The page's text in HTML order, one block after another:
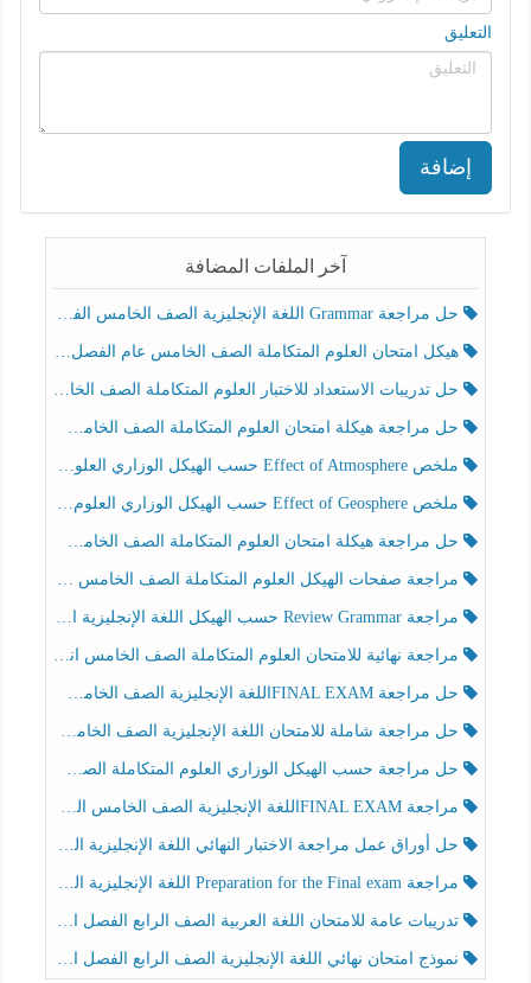
التعليق
إضافة
آخر الملفات المضافة
حل مراجعة Grammar اللغة الإنجليزية الصف الخامس الفصل الثالث
هيكل امتحان العلوم المتكاملة الصف الخامس عام الفصل الدراسي الثالث 2025-2026
حل تدريبات الاستعداد للاختبار العلوم المتكاملة الصف الخامس عام الفصل الثالث
حل مراجعة هيكلة امتحان العلوم المتكاملة الصف الخامس انسبير الفصل الثالث
ملخص Effect of Atmosphere حسب الهيكل الوزاري العلوم المتكاملة الصف الخامس انسبير الفصل الثالث
ملخص Effect of Geosphere حسب الهيكل الوزاري العلوم المتكاملة الصف الخامس انسبير الفصل الثالث
حل مراجعة هيكلة امتحان العلوم المتكاملة الصف الخامس عام الفصل الثالث
مراجعة صفحات الهيكل العلوم المتكاملة الصف الخامس انسبير الفصل الثالث
مراجعة Review Grammar حسب الهيكل اللغة الإنجليزية الصف الخامس الفصل الثالث
مراجعة نهائية للامتحان العلوم المتكاملة الصف الخامس انسبير الفصل الثالث
حل مراجعة FINAL EXAMاللغة الإنجليزية الصف الخامس الفصل الثالث
حل مراجعة شاملة للامتحان اللغة الإنجليزية الصف الخامس الفصل الثالث
حل مراجعة حسب الهيكل الوزاري العلوم المتكاملة الصف الخامس عام الفصل الثالث
مراجعة FINAL EXAMاللغة الإنجليزية الصف الخامس الفصل الثالث
حل أوراق عمل مراجعة الاختبار النهائي اللغة الإنجليزية الصف الرابع الفصل الثالث
مراجعة Preparation for the Final exam اللغة الإنجليزية الصف الرابع الفصل الثالث
تدريبات عامة للامتحان اللغة العربية الصف الرابع الفصل الثالث
نموذج امتحان نهائي اللغة الإنجليزية الصف الرابع الفصل الثالث